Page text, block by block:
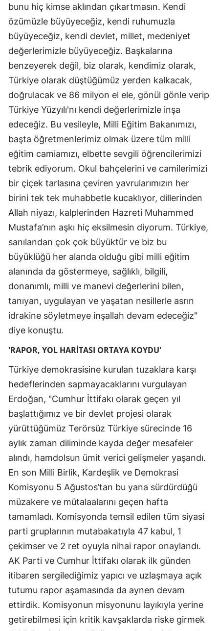
bunu hiç kimse aklından çıkartmasın. Kendi
özümüzle büyüyeceğiz, kendi ruhumuzla
büyüyeceğiz, kendi devlet, millet, medeniyet
değerlerimizle büyüyeceğiz. Başkalarına
benzeyerek değil, biz olarak, kendimiz olarak,
Türkiye olarak düştüğümüz yerden kalkacak,
doğrulacak ve 86 milyon el ele, gönül gönle verip
Türkiye Yüzyılı'nı kendi değerlerimizle inşa
edeceğiz. Bu vesileyle, Milli Eğitim Bakanımızı,
başta öğretmenlerimiz olmak üzere tüm milli
eğitim camiamızı, elbette sevgili öğrencilerimizi
tebrik ediyorum. Okul bahçelerini ve camilerimizi
bir çiçek tarlasına çeviren yavrularımızın her
birini tek tek muhabbetle kucaklıyor, dillerinden
Allah niyazı, kalplerinden Hazreti Muhammed
Mustafa’nın aşkı hiç eksilmesin diyorum. Türkiye,
sanılandan çok çok büyüktür ve biz bu
büyüklüğü her alanda olduğu gibi milli eğitim
alanında da göstermeye, sağlıklı, bilgili,
donanımlı, milli ve manevi değerlerini bilen,
tanıyan, uygulayan ve yaşatan nesillerle asrın
idrakine söyletmeye inşallah devam edeceğiz"
diye konuştu.
'RAPOR, YOL HARİTASI ORTAYA KOYDU'
Türkiye demokrasisine kurulan tuzaklara karşı
hedeflerinden sapmayacaklarını vurgulayan
Erdoğan, "Cumhur İttifakı olarak geçen yıl
başlattığımız ve bir devlet projesi olarak
yürüttüğümüz Terörsüz Türkiye sürecinde 16
aylık zaman diliminde kayda değer mesafeler
alındı, hamdolsun ümit verici gelişmeler yaşandı.
En son Milli Birlik, Kardeşlik ve Demokrasi
Komisyonu 5 Ağustos’tan bu yana sürdürdüğü
müzakere ve mütalaalarını geçen hafta
tamamladı. Komisyonda temsil edilen tüm siyasi
parti gruplarının mutabakatıyla 47 kabul, 1
çekimser ve 2 ret oyuyla nihai rapor onaylandı.
AK Parti ve Cumhur İttifakı olarak ilk günden
itibaren sergilediğimiz yapıcı ve uzlaşmaya açık
tutumu rapor aşamasında da aynen devam
ettirdik. Komisyonun misyonunu layıkıyla yerine
getirebilmesi için kritik kavşaklarda riske girmek